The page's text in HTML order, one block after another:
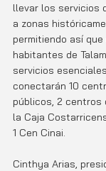
llevar los servicios
a zonas
permitiendo así
habitantes de
servicios
conectarán 10
públicos, 2 centros
la Caja
1 Cen Cinai.
Cinthya Arias,